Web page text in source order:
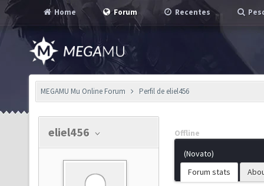
Home Forum Recentes
MEGAMU Mu Online Forum Perfil de eliel456
eliel456
Offline
(Novato)
Forum stats